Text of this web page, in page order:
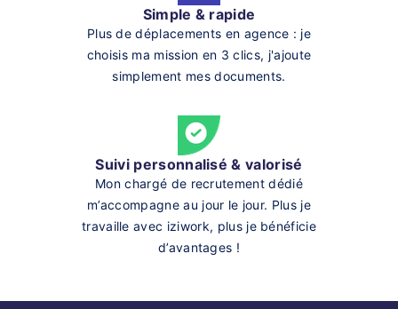
Simple & rapide
Plus de déplacements en agence : je
choisis ma mission en 3 clics, j'ajoute
simplement mes documents.
Suivi personnalisé & valorisé
Mon chargé de recrutement dédié
m’accompagne au jour le jour. Plus je
travaille avec iziwork, plus je bénéficie
d’avantages !